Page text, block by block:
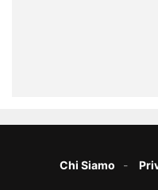
Chi Siamo